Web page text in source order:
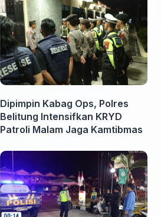
Dipimpin Kabag Ops, Polres
Belitung Intensifkan KRYD
Patroli Malam Jaga Kamtibmas